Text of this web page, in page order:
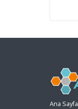
Ana Sayfa